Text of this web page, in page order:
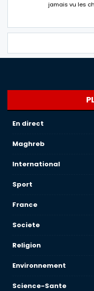
jamais vu les
En direct
Maghreb
International
Sport
France
Societe
Religion
Environnement
Science-Sante